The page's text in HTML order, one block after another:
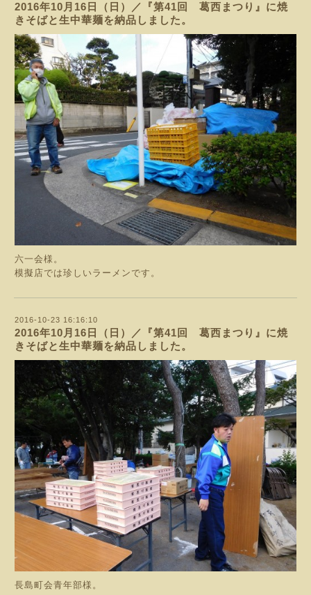
2016年10月16日（日）／『第41回 葛西まつり』に焼
きそばと生中華麺を納品しました。
六一会様。
模擬店では珍しいラーメンです。
2016-10-23 16:16:10
2016年10月16日（日）／『第41回 葛西まつり』に焼
きそばと生中華麺を納品しました。
長島町会青年部様。